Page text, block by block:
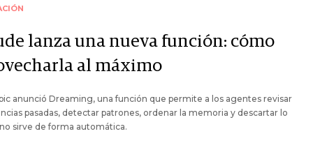
lanza una nueva función: cómo
al máximo
anunció Dreaming, una función que permite a los agentes revisar
pasadas, detectar patrones, ordenar la memoria y descartar lo
sirve de forma automática.